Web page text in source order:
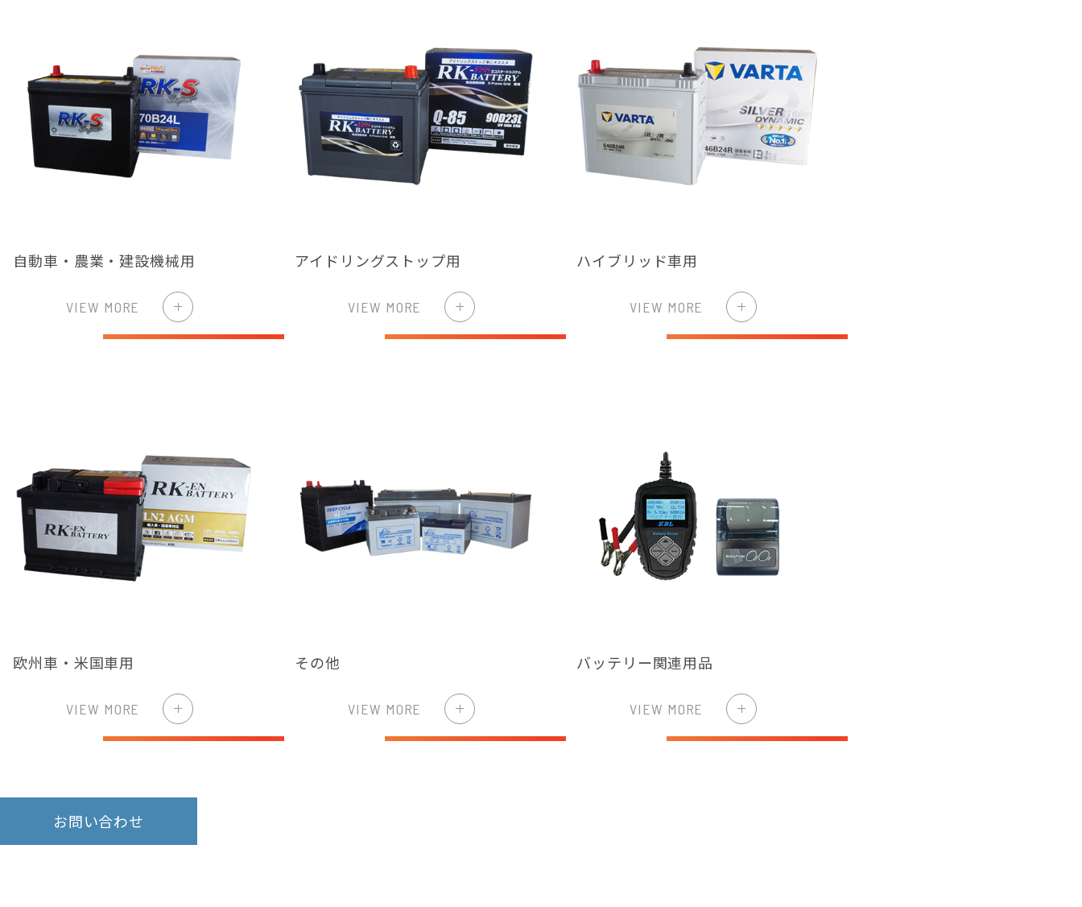
自動車・農業・建設機械用
VIEW MORE
アイドリングストップ用
VIEW MORE
ハイブリッド車用
VIEW MORE
欧州車・米国車用
VIEW MORE
その他
VIEW MORE
バッテリー関連用品
VIEW MORE
お問い合わせ